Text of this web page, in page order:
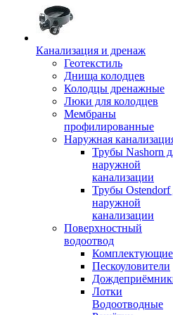
Канализация и дренаж
Геотекстиль
Днища колодцев
Колодцы дренажные
Люки для колодцев
Мембраны
профилированные
Наружная
Трубы Nashorn
наружной
канализации
Трубы Ostendorf
наружной
канализации
Поверхностный
водоотвод
Комплектующие
Пескоуловители
Лотки
Водоотводные